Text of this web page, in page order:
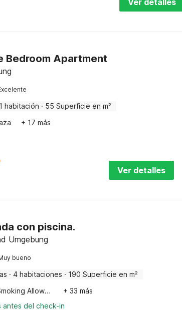
Ver detalles
Apartmani Luna - One Bedroom Apartment
1 habitación · 55 Superficie en m²
+ 17 más
Ver detalles
con piscina.
Umgebung
bueno
· 4 habitaciones · 190 Superficie en m²
Smoking Allowed
+ 33 más
antes del check-in